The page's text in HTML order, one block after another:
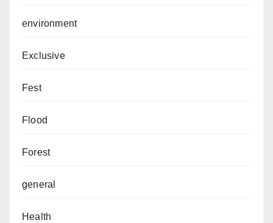
environment
Exclusive
Fest
Flood
Forest
general
Health